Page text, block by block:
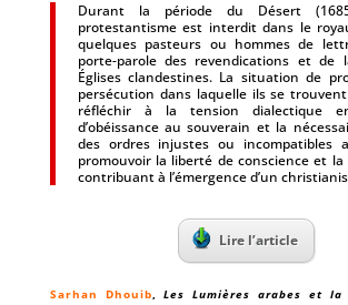
Durant la période du Désert
protestantisme est interdit dans le
quelques pasteurs ou hommes de
porte-parole des revendications et de
Églises clandestines. La situation de
persécution dans laquelle ils se
réfléchir à la tension dialectique
d’obéissance au souverain et la
des ordres injustes ou incompatibles
promouvoir la liberté de conscience et la
contribuant à l’émergence d’un
Lire l’article
Sarhan Dhouib,Les Lumières arabes et